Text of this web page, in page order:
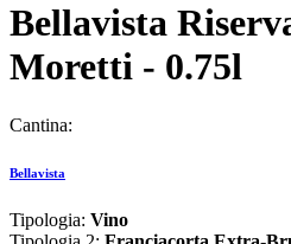
Bellavista
Moretti - 0.75l
Cantina:
Bellavista
Tipologia: Vino